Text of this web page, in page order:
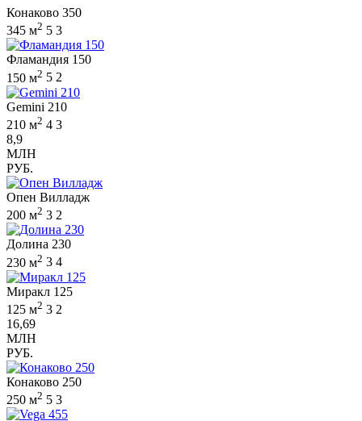
Конаково 350
345 м2 5 3
Фламандия 150
150 м2 5 2
Gemini 210
210 м2 4 3
8,9
МЛН
РУБ.
Опен Вилладж
200 м2 3 2
Долина 230
230 м2 3 4
Миракл 125
125 м2 3 2
16,69
МЛН
РУБ.
Конаково 250
250 м2 5 3